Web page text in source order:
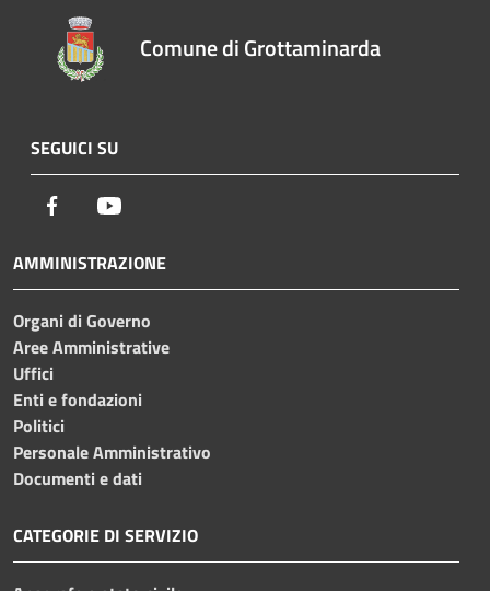
Comune di Grottaminarda
SEGUICI SU
Facebook
AMMINISTRAZIONE
Organi di Governo
Aree Amministrative
Uffici
Enti e fondazioni
Politici
Personale Amministrativo
Documenti e dati
CATEGORIE DI SERVIZIO